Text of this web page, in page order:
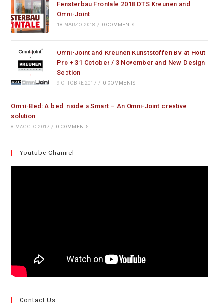
Fensterbau Frontale 2018 DTS Kreunen and
Omni-Joint
18 MARZO 2018 / 0 COMMENTS
Omni-Joint and Kreunen Kunststoffen BV at Hout
Pro + 31 October / 3 November and New Design
Section
9 OTTOBRE 2017 / 0 COMMENTS
Omni-Bed: A bed inside a Smart – An Omni-Joint creative
solution
8 MAGGIO 2017 / 0 COMMENTS
Youtube Channel
Contact Us